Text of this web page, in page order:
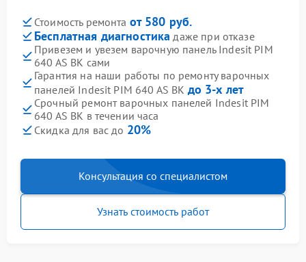
Стоимость ремонта от 580 руб.
Бесплатная диагностика даже при отказе
Привезем и увезем варочную панель Indesit PIM
640 AS BK сами
Гарантия на наши работы по ремонту варочных
панелей Indesit PIM 640 AS BK до 3-х лет
Срочный ремонт варочных панелей Indesit PIM
640 AS BK в течении часа
Скидка для вас до 20%
Консультация со специалистом
Узнать стоимость работ